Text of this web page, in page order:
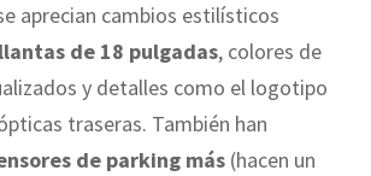
aprecian cambios estilísticos
de 18 pulgadas, colores de
y detalles como el logotipo
traseras. También han
de parking más (hacen un